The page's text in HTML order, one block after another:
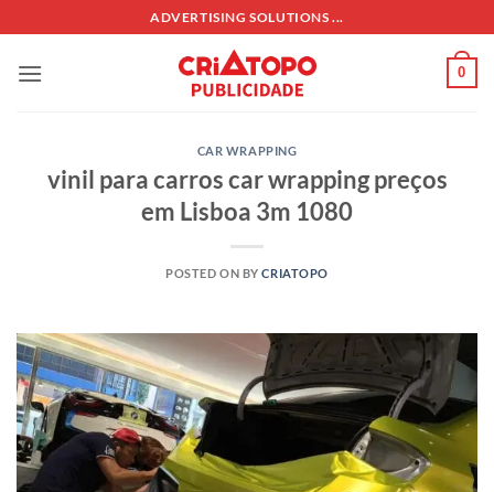
to
content
ADVERTISING SOLUTIONS ...
0
CAR WRAPPING
vinil para carros car wrapping preços
em Lisboa 3m 1080
POSTED ON BYCRIATOPO